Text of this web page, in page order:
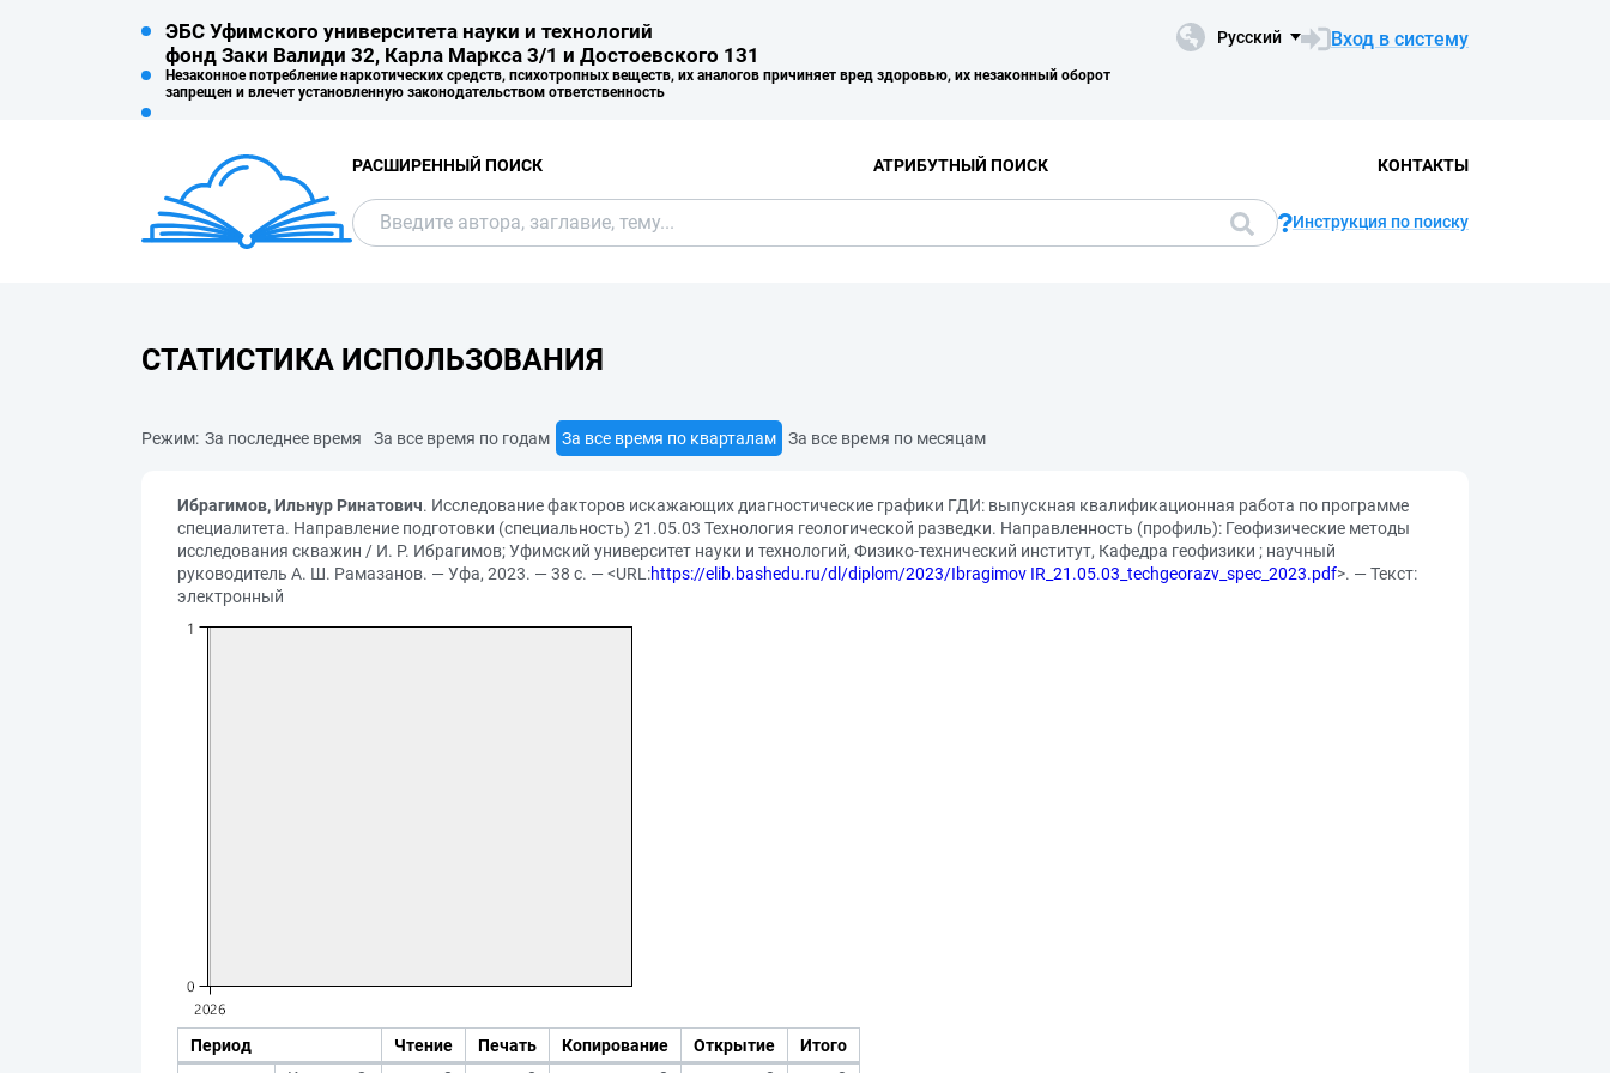
ЭБС Уфимского университета науки и технологий
фонд Заки Валиди 32, Карла Маркса 3/1 и Достоевского 131
Незаконное потребление наркотических средств, психотропных веществ, их аналогов причиняет вред здоровью, их незаконный оборот
запрещен и влечет установленную законодательством ответственность
Русский Вход в систему
РАСШИРЕННЫЙ ПОИСК АТРИБУТНЫЙ ПОИСК КОНТАКТЫ
Инструкция по поиску
СТАТИСТИКА ИСПОЛЬЗОВАНИЯ
Режим: За последнее время За все время по годам За все время по кварталам За все время по месяцам
Ибрагимов, Ильнур Ринатович. Исследование факторов искажающих диагностические графики ГДИ: выпускная квалификационная работа по программе
специалитета. Направление подготовки (специальность) 21.05.03 Технология геологической разведки. Направленность (профиль): Геофизические методы
исследования скважин / И. Р. Ибрагимов; Уфимский университет науки и технологий, Физико-технический институт, Кафедра геофизики ; научный
руководитель А. Ш. Рамазанов. — Уфа, 2023. — 38 с. — <URL:https://elib.bashedu.ru/dl/diplom/2023/Ibragimov IR_21.05.03_techgeorazv_spec_2023.pdf>. — Текст:
электронный
Период Чтение Печать Копирование Открытие
Итого